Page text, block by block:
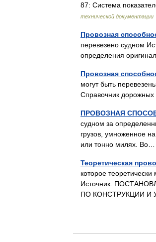
87: Система
технической документации
Провозная
перевезено судном
определения
Провозная
могут быть
Справочник
ПРОВОЗНАЯ
судном за
грузов, умноженное
или тонно милях.
Теоретическая
которое
Источник:
ПО КОНСТРУКЦИИ